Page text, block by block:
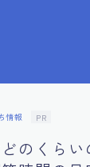
クを活用する
接の成功への
情報 PR
のくら